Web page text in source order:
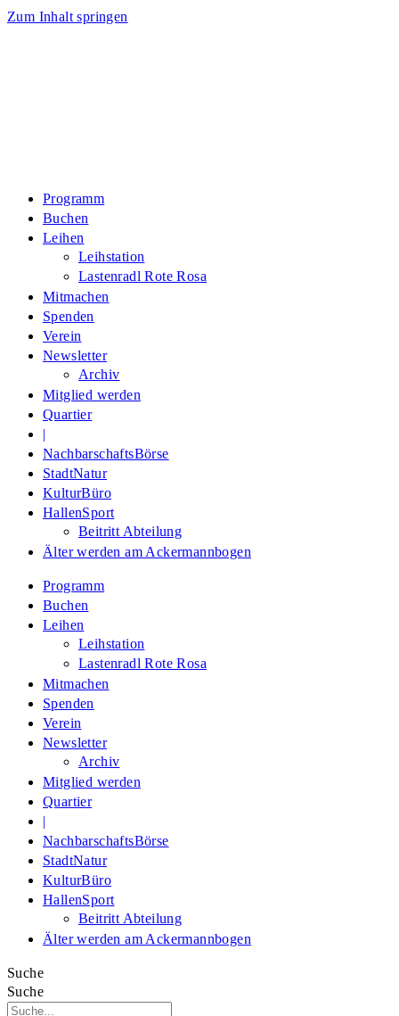
Zum Inhalt springen
Programm
Buchen
Leihen
Leihstation
Lastenradl Rote Rosa
Mitmachen
Spenden
Verein
Newsletter
Archiv
Mitglied werden
Quartier
|
NachbarschaftsBörse
StadtNatur
KulturBüro
HallenSport
Beitritt Abteilung
Älter werden am Ackermannbogen
Programm
Buchen
Leihen
Leihstation
Lastenradl Rote Rosa
Mitmachen
Spenden
Verein
Newsletter
Archiv
Mitglied werden
Quartier
|
NachbarschaftsBörse
StadtNatur
KulturBüro
HallenSport
Beitritt Abteilung
Älter werden am Ackermannbogen
Suche
Suche